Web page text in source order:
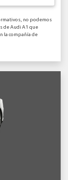
no podemos
de Audi A1 que
la compañía de